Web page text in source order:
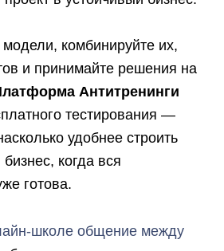
комбинируйте их,
и принимайте решения на
Антитренинги
тестирования —
удобнее строить
когда вся
готова.
школе общение между